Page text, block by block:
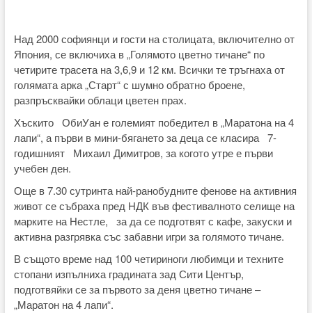
Над 2000 софиянци и гости на столицата, включително от
Япония, се включиха в „Голямото цветно тичане“ по
четирите трасета на 3,6,9 и 12 км. Всички те тръгнаха от
голямата арка „Старт“ с шумно обратно броене,
разпръсквайки облаци цветен прах.
Хъскито ОбиУан е големият победител в „Маратона на 4
лапи“, а първи в мини-бягането за деца се класира 7-
годишният Михаил Димитров, за когото утре е първи
учебен ден.
Още в 7.30 сутринта най-ранобудните фенове на активния
живот се събраха пред НДК във фестивалното селище на
марките на Нестле, за да се подготвят с кафе, закуски и
активна разгрявка със забавни игри за голямото тичане.
В същото време над 100 четириноги любимци и техните
стопани изпълниха градината зад Сити Център,
подготвяйки се за първото за деня цветно тичане –
„Маратон на 4 лапи“.